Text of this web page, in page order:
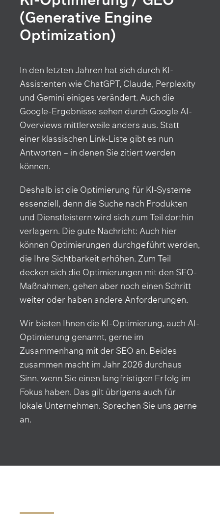
(Generative Engine
Optimization)
In den letzten Jahren hat sich durch KI-
Assistenten wie ChatGPT, Claude, Perplexity
und Gemini einiges verändert. Auch die
Google-Ergebnisse sehen durch Google AI-
Overviews mittlerweile anders aus. Statt
einer klassischen Link-Liste gibt es nun
Antworten – in denen Sie zitiert werden
können.
Deshalb ist die Optimierung für KI-Systeme
essenziell, denn die Suche nach Produkten
und Dienstleistern wird sich zum Teil dorthin
verlagern. Die gute Nachricht: Auch hier
können Optimierungen durchgeführt werden,
die Ihre Sichtbarkeit erhöhen. Zum Teil
decken sich die Optimierungen mit den SEO-
Maßnahmen, gehen aber noch einen Schritt
weiter oder haben andere Anforderungen.
Wir bieten Ihnen die KI-Optimierung, auch AI-
Optimierung genannt, gerne im
Zusammenhang mit der SEO an. Beides
zusammen macht im Jahr 2026 durchaus
Sinn, wenn Sie einen langfristigen Erfolg im
Fokus haben. Das gilt übrigens auch für
lokale Unternehmen. Sprechen Sie uns gerne
an.